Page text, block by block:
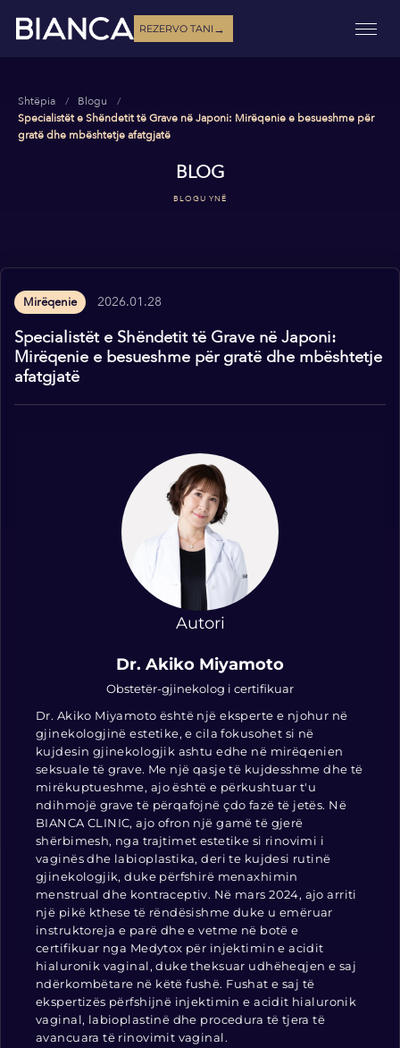
REZERVO TANI →
Shtëpia
Blogu
Specialistët e Shëndetit të Grave në Japoni: Mirëqenie e besueshme për
gratë dhe mbështetje afatgjatë
BLOG
BLOGU YNË
Mirëqenie 2026.01.28
Specialistët e Shëndetit të Grave në Japoni:
Mirëqenie e besueshme për gratë dhe mbështetje
afatgjatë
Autori
Dr. Akiko Miyamoto
Obstetër-gjinekolog i certifikuar
Dr. Akiko Miyamoto është një eksperte e njohur në
gjinekologjinë estetike, e cila fokusohet si në
kujdesin gjinekologjik ashtu edhe në mirëqenien
seksuale të grave. Me një qasje të kujdesshme dhe të
mirëkuptueshme, ajo është e përkushtuar t'u
ndihmojë grave të përqafojnë çdo fazë të jetës. Në
BIANCA CLINIC, ajo ofron një gamë të gjerë
shërbimesh, nga trajtimet estetike si rinovimi i
vaginës dhe labioplastika, deri te kujdesi rutinë
gjinekologjik, duke përfshirë menaxhimin
menstrual dhe kontraceptiv. Në mars 2024, ajo arriti
një pikë kthese të rëndësishme duke u emëruar
instruktoreja e parë dhe e vetme në botë e
certifikuar nga Medytox për injektimin e acidit
hialuronik vaginal, duke theksuar udhëheqjen e saj
ndërkombëtare në këtë fushë. Fushat e saj të
ekspertizës përfshijnë injektimin e acidit hialuronik
vaginal, labioplastinë dhe procedura të tjera të
avancuara të rinovimit vaginal.